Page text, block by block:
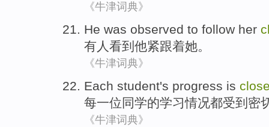
《牛津词典》
He was observed to follow her
有人 看到 他紧跟着她。
《牛津词典》
Each student's progress is
每一位同学的学习情况都受到 密
《牛津词典》